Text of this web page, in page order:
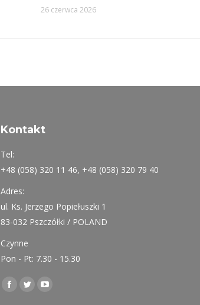
26 czerwca 2026
Kontakt
Tel:
+48 (058) 320 11 46, +48 (058) 320 79 40
Adres:
ul. Ks. Jerzego Popiełuszki 1
83-032 Pszczółki / POLAND
Czynne
Pon - Pt: 7.30 - 15.30
Find us on:
Facebook
TwitterYouTube